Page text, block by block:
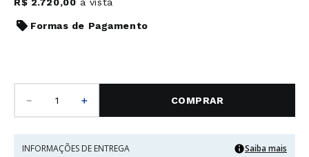
Formas de Pagamento
＋
－ COMPRAR
INFORMAÇÕES DE ENTREGA Saiba mais